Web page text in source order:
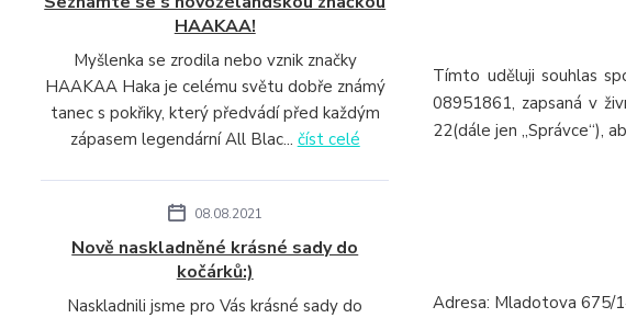
HAAKAA!
Myšlenka se zrodila nebo vznik značky
HAAKAA Haka je celému světu dobře známý
tanec s pokřiky, který předvádí před každým
zápasem legendární All Blac... číst celé
08.08.2021
Nově naskladněné krásné sady do
kočárků:)
Naskladnili jsme pro Vás krásné sady do
Tímto uděluji souhlas
08951861, zapsaná v
22(dále jen „Správce“),
Adresa: Mladotova 675/